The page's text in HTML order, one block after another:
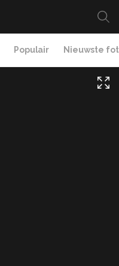
Populair Nieuwste